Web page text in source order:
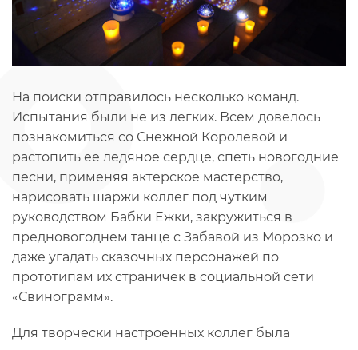
На поиски отправилось несколько команд.
Испытания были не из легких. Всем довелось
познакомиться со Снежной Королевой и
растопить ее ледяное сердце, спеть новогодние
песни, применяя актерское мастерство,
нарисовать шаржи коллег под чутким
руководством Бабки Ежки, закружиться в
предновогоднем танце с Забавой из Морозко и
даже угадать сказочных персонажей по
прототипам их страничек в социальной сети
«Свинограмм».
Для творчески настроенных коллег была